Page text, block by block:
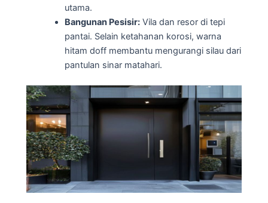
utama.
Bangunan Pesisir:Vila dan resor di tepi
pantai. Selain ketahanan korosi, warna
hitam doff membantu mengurangi silau dari
pantulan sinar matahari.